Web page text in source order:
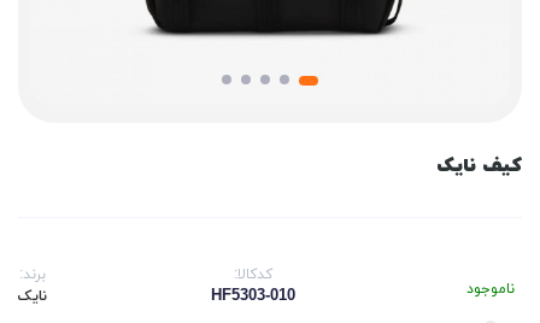
کیف نایک
ناموجود
کدکالا:
HF5303-010
برند:
نایک